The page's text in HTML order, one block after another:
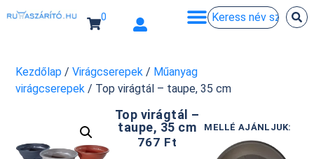
0
Kezdőlap /Virágcserepek / Műanyag
virágcserepek / Top virágtál – taupe, 35 cm
Top virágtál –
taupe, 35 cm
767 Ft
MELLÉ AJÁNLJUK: